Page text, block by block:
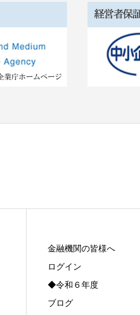
金融機関の皆様へ
ログイン
◆令和６年度
ブログ